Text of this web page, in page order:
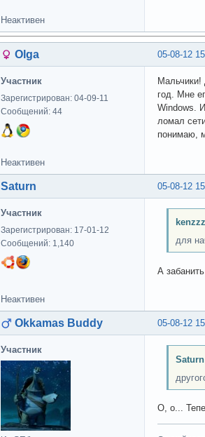
Неактивен
05-08-12
Olga
Участник
Зарегистрирован: 04-09-11
Сообщений: 44
Мальчики!
год. Мне
Windows.
ломал
понимаю,
Неактивен
05-08-12
Saturn
Участник
Зарегистрирован: 17-01-12
Сообщений: 1,140
для
А
Неактивен
05-08-12
Okkamas Buddy
Участник
О, о...